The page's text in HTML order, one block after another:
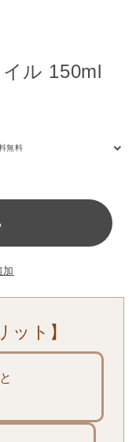
ル 150ml
無料
加
ット】